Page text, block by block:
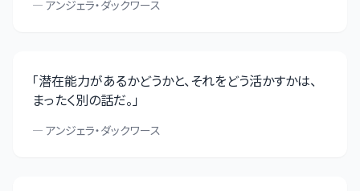
— アンジェラ・ダックワース
「潜在能力があるかどうかと、それをどう活かすかは、
まったく別の話だ。」
— アンジェラ・ダックワース